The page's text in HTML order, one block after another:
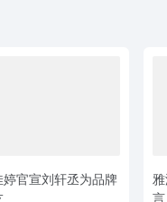
婷官宣刘轩丞为品牌